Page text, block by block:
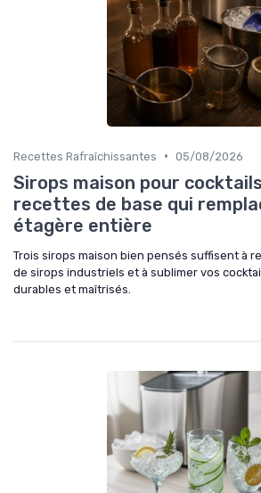
Recettes Rafraîchissantes • 05/08/2026
Sirops maison pour
recettes de base qui
étagère entière
Trois sirops maison bien pensés suffisent à
de sirops industriels et à sublimer vos
durables et maîtrisés.